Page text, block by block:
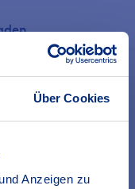
Über Cookies
Anzeigen zu